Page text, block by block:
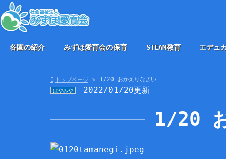
各園の紹介 みずほ愛育会の保育 STEAM教育 エデュ
トップページ 1/20 おかえりなさい
はやみや 2022/01/20更新
1/20